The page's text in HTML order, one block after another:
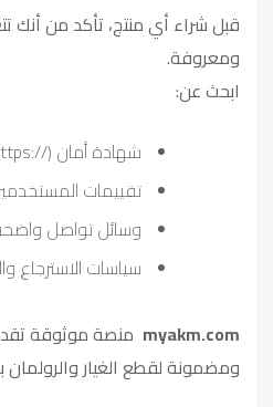
قبل شراء أي منتج، تأكد من
ومعروفة.
ابحث عن:
شهادة أمان)
تقييمات
وسائل تواصل
سياسات الاسترجاع
myakm.com منصة موثوقة
ومضمونة لقطع الغيار والرولمان